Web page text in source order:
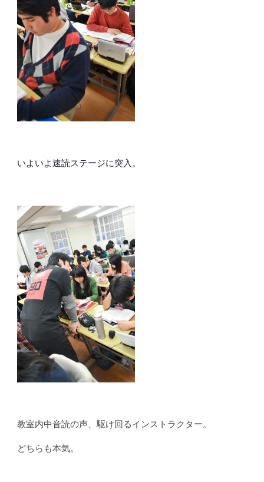
いよいよ速読ステージに突入。
教室内中音読の声、駆け回るインストラクター。
どちらも本気。